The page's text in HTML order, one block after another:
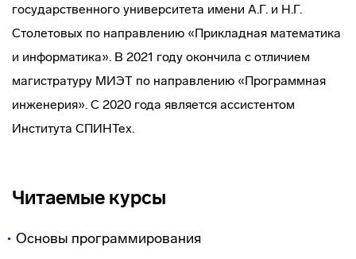
государственного университета имени А.Г. и Н.Г.
Столетовых по направлению «Прикладная математика
и информатика». В 2021 году окончила с отличием
магистратуру МИЭТ по направлению «Программная
инженерия». С 2020 года является ассистентом
Института СПИНТех.
Читаемые курсы
Основы программирования